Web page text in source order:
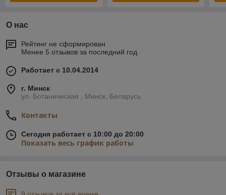
О нас
Рейтинг не сформирован
Менее 5 отзывов за последний год
Работает с 10.04.2014
г. Минск
ул. Ботаническая , Минск, Беларусь
Контакты
Сегодня работает с 10:00 до 20:00
Показать весь график работы
Отзывы о магазине